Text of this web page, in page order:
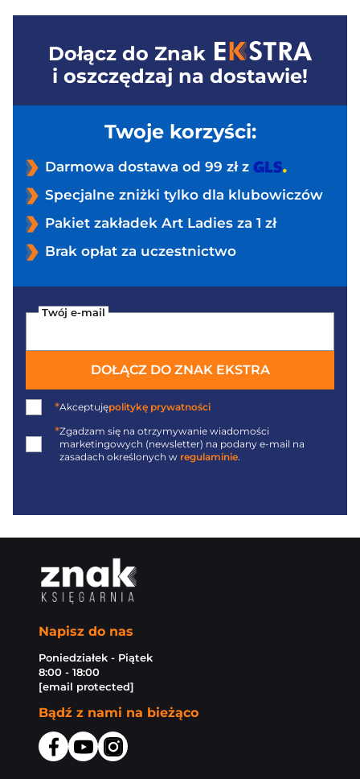
Dołącz do Znak
i oszczędzaj na dostawie!
Twoje korzyści:
Darmowa dostawa od 99 zł z
Specjalne zniżki tylko dla klubowiczów
Pakiet zakładek Art Ladies za 1 zł
Brak opłat za uczestnictwo
Twój e-mail
DOŁĄCZ DO ZNAK EKSTRA
*Akceptujępolitykę prywatności
*Zgadzam się na otrzymywanie wiadomości
marketingowych (newsletter) na podany e-mail na
zasadach określonych w regulaminie.
Napisz do nas
Poniedziałek - Piątek
8:00 - 18:00
[email protected]
Bądź z nami na bieżąco